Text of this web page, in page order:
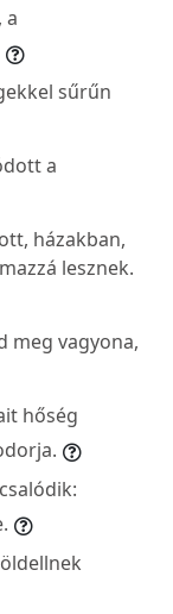
a
sűrűn
a
házakban,
lesznek.
meg vagyona,
hőség